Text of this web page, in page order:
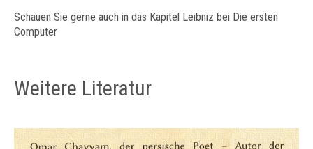
Schauen Sie gerne auch in das Kapitel Leibniz bei Die ersten
Computer
Weitere Literatur